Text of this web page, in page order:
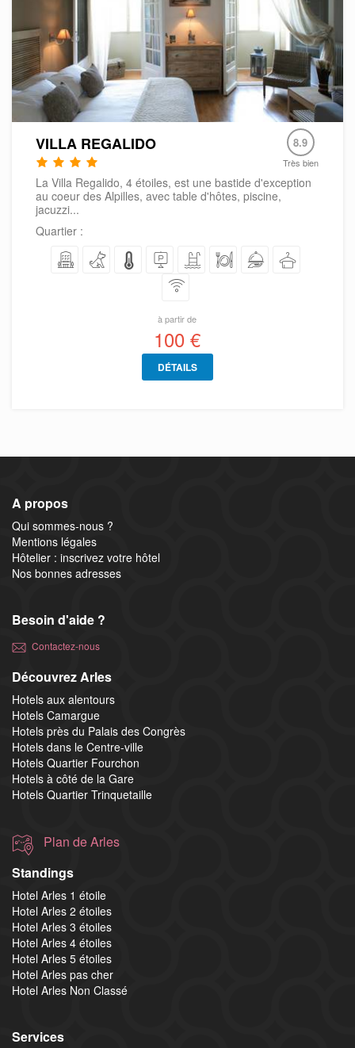
VILLA REGALIDO 8.9
Très bien
La Villa Regalido, 4 étoiles, est une bastide d'exception
au coeur des Alpilles, avec table d'hôtes, piscine,
jacuzzi...
Quartier :
à partir de
100 €
DÉTAILS
A propos
Qui sommes-nous ?
Mentions légales
Hôtelier : inscrivez votre hôtel
Nos bonnes adresses
Besoin d'aide ?
Contactez-nous
Découvrez Arles
Hotels aux alentours
Hotels Camargue
Hotels près du Palais des Congrès
Hotels dans le Centre-ville
Hotels Quartier Fourchon
Hotels à côté de la Gare
Hotels Quartier Trinquetaille
Plan de Arles
Standings
Hotel Arles 1 étoile
Hotel Arles 2 étoiles
Hotel Arles 3 étoiles
Hotel Arles 4 étoiles
Hotel Arles 5 étoiles
Hotel Arles pas cher
Hotel Arles Non Classé
Services